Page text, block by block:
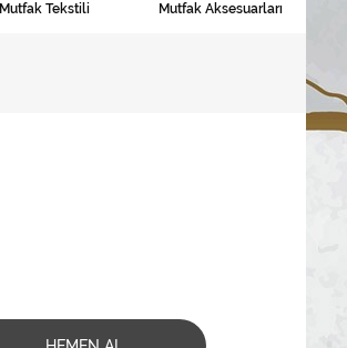
Mutfak Tekstili Mutfak Aksesuarları